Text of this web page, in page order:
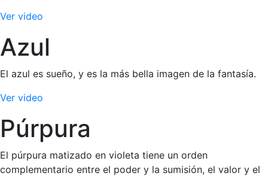
Ver video
Azul
El azul es sueño, y es la más bella imagen de la fantasía.
Ver video
Púrpura
El púrpura matizado en violeta tiene un orden
complementario entre el poder y la sumisión, el valor y el